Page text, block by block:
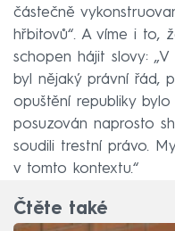
částečně
hřbitovů“. A víme i to,
schopen hájit slovy:
byl nějaký právní řád,
opuštění republiky
posuzován naprosto
soudili trestní právo.
v tomto kontextu.“
Čtěte také